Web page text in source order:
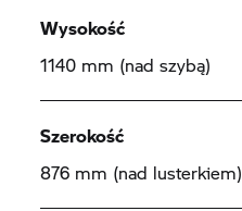
Wysokość
1140 mm (nad szybą)
Szerokość
876 mm (nad lusterkiem)